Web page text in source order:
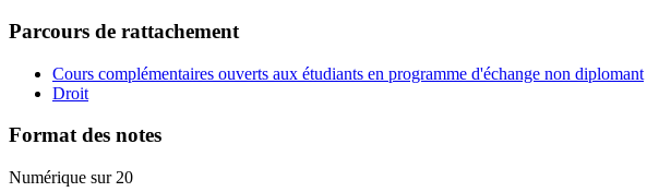
Parcours de rattachement
Cours complémentaires ouverts aux étudiants en programme d'échange non diplomant
Droit
Format des notes
Numérique sur 20